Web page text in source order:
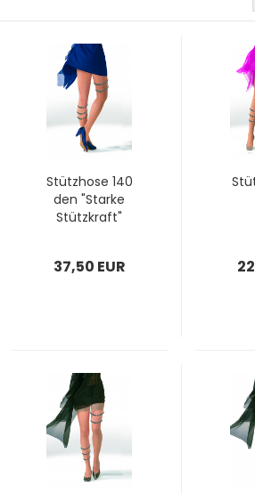
Stütz­ho­se 140
den "Star­ke
Stütz­kraft"
37,50 EUR